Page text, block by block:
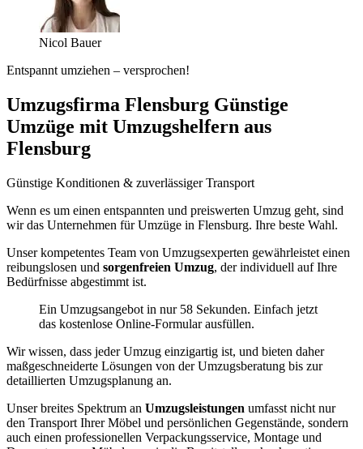
Nicol Bauer
Entspannt umziehen – versprochen!
Umzugsfirma Flensburg Günstige
Umzüge mit Umzugshelfern aus
Flensburg
Günstige Konditionen & zuverlässiger Transport
Wenn es um einen entspannten und preiswerten Umzug geht, sind
wir das Unternehmen für Umzüge in Flensburg. Ihre beste Wahl.
Unser kompetentes Team von Umzugsexperten gewährleistet einen
reibungslosen und sorgenfreien Umzug, der individuell auf Ihre
Bedürfnisse abgestimmt ist.
Ein Umzugsangebot in nur 58 Sekunden. Einfach jetzt
das kostenlose Online-Formular ausfüllen.
Wir wissen, dass jeder Umzug einzigartig ist, und bieten daher
maßgeschneiderte Lösungen von der Umzugsberatung bis zur
detaillierten Umzugsplanung an.
Unser breites Spektrum an Umzugsleistungen umfasst nicht nur
den Transport Ihrer Möbel und persönlichen Gegenstände, sondern
auch einen professionellen Verpackungsservice, Montage und